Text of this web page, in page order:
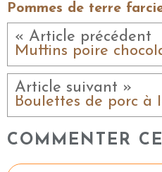
Pommes de terre
« Article précédent
Muffins poire
Article suivant »
Boulettes de porc à
COMMENTER